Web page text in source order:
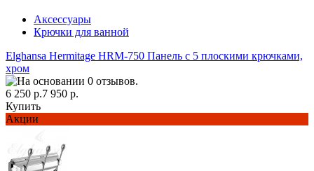
Аксессуары
Крючки для ванной
Elghansa Hermitage HRM-750 Панель с 5 плоскими крючками,
хром
6 250 р.7 950 р.
Купить
Акции